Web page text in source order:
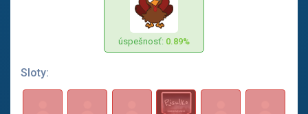
úspešnosť: 0.89%
Sloty: